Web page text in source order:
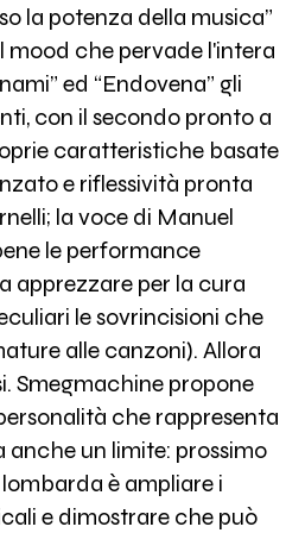
la potenza della musica”
mood che pervade l'intera
ed “Endovena” gli
con il secondo pronto a
caratteristiche basate
e riflessività pronta
la voce di Manuel
le performance
apprezzare per la cura
le sovrincisioni che
alle canzoni). Allora
Smegmachine propone
che rappresenta
anche un limite: prossimo
è ampliare i
e dimostrare che può